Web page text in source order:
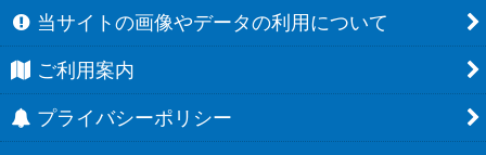
当サイトの画像やデータの利用について
ご利用案内
プライバシーポリシー